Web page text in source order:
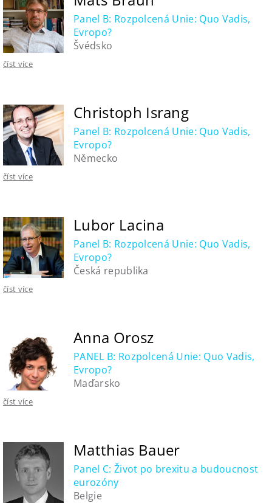
Panel B: Rozpolcená Unie: Quo Vadis,
Evropo?
Švédsko
číst více
Christoph Israng
Panel B: Rozpolcená Unie: Quo Vadis,
Evropo?
Německo
číst více
Lubor Lacina
Panel B: Rozpolcená Unie: Quo Vadis,
Evropo?
Česká republika
číst více
Anna Orosz
PANEL B: Rozpolcená Unie: Quo Vadis,
Evropo?
Maďarsko
číst více
Matthias Bauer
Panel C: Život po brexitu a budoucnost
eurozóny
Belgie